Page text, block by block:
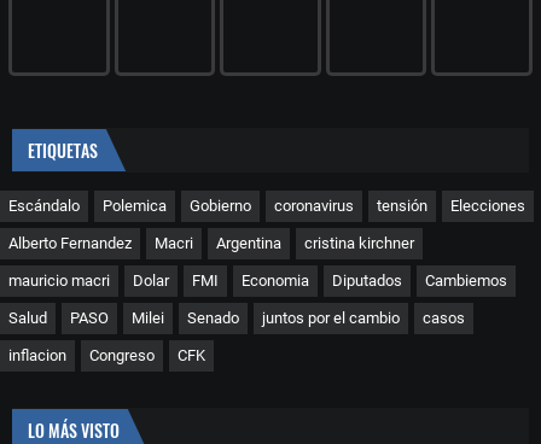
ETIQUETAS
Escándalo Polemica Gobierno coronavirus tensión Elecciones
Alberto Fernandez Macri Argentina cristina kirchner
mauricio macri Dolar FMI Economia Diputados Cambiemos
Salud PASO Milei Senado juntos por el cambio casos
inflacion Congreso CFK
LO MÁS VISTO